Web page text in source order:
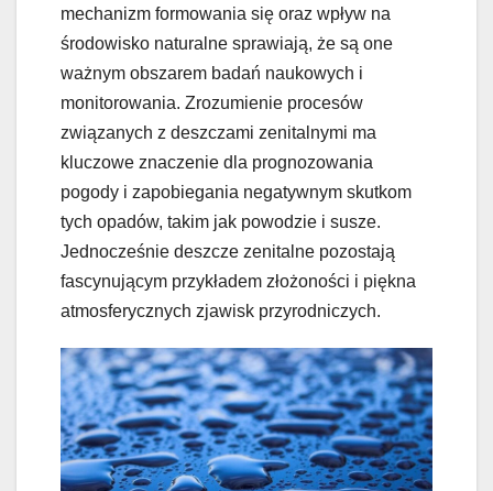
mechanizm formowania się oraz wpływ na
środowisko naturalne sprawiają, że są one
ważnym obszarem badań naukowych i
monitorowania. Zrozumienie procesów
związanych z deszczami zenitalnymi ma
kluczowe znaczenie dla prognozowania
pogody i zapobiegania negatywnym skutkom
tych opadów, takim jak powodzie i susze.
Jednocześnie deszcze zenitalne pozostają
fascynującym przykładem złożoności i piękna
atmosferycznych zjawisk przyrodniczych.